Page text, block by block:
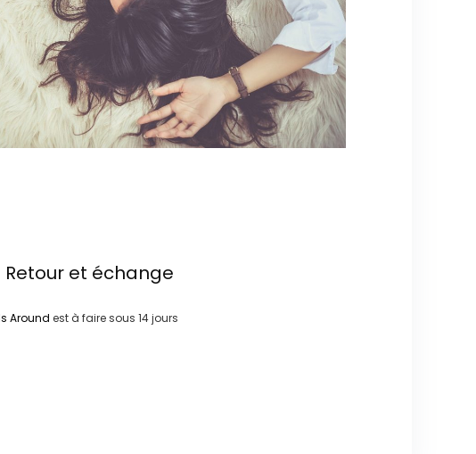
Retour et échange
Around est à faire sous 14 jours